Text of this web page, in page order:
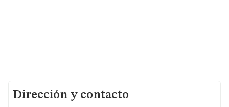
Dirección y contacto